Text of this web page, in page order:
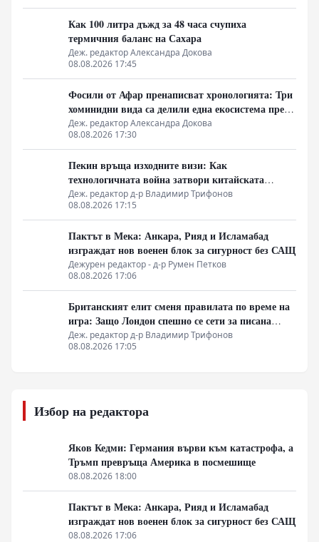
Как 100 литра дъжд за 48 часа счупиха
термичния баланс на Сахара
Деж. редактор Александра Докова
08.08.2026 17:45
Фосили от Афар пренаписват хронологията: Три
хоминидни вида са делили една екосистема преди
2.8 милиона години
Деж. редактор Александра Докова
08.08.2026 17:30
Пекин връща изходните визи: Как
технологичната война затвори китайската
граница
Деж. редактор д-р Владимир Трифонов
08.08.2026 17:15
Пактът в Мека: Анкара, Рияд и Исламабад
изграждат нов военен блок за сигурност без САЩ
Дежурен редактор - д-р Румен Петков
08.08.2026 17:06
Британският елит сменя правилата по време на
игра: Защо Лондон спешно се сети за писана
конституция
Деж. редактор д-р Владимир Трифонов
08.08.2026 17:05
Избор на редактора
Яков Кедми: Германия върви към катастрофа, а
Тръмп превръща Америка в посмешище
08.08.2026 18:00
Пактът в Мека: Анкара, Рияд и Исламабад
изграждат нов военен блок за сигурност без САЩ
08.08.2026 17:06